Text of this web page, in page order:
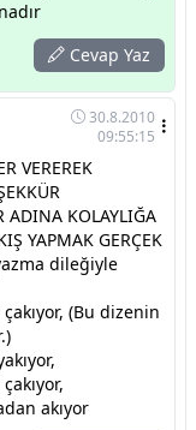
Cevap Yaz
30.8.2010
09:55:15
VEREREK
ADINA KOLAYLIĞA
YAPMAK GERÇEK
dileğiyle
(Bu dizenin
akıyor